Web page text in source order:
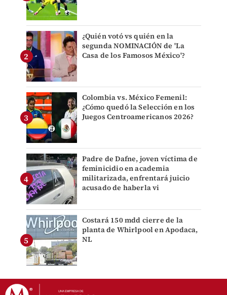
¿Quién votó vs quién en la
segunda NOMINACIÓN de 'La
Casa de los Famosos México'?
Colombia vs. México Femenil:
¿Cómo quedó la Selección en los
Juegos Centroamericanos 2026?
Padre de Dafne, joven víctima de
feminicidio en academia
militarizada, enfrentará juicio
acusado de haberla vi
Costará 150 mdd cierre de la
planta de Whirlpool en Apodaca,
NL